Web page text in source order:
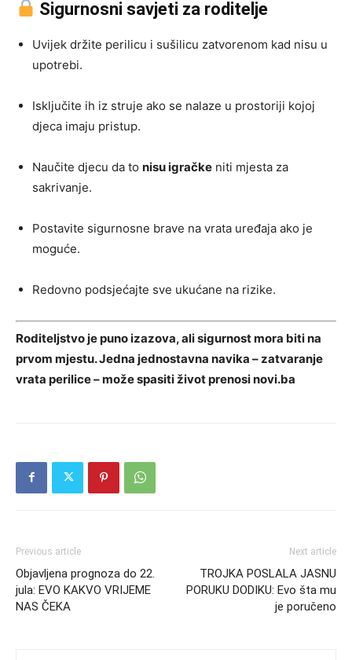
Sigurnosni savjeti za roditelje
Uvijek držite perilicu i sušilicu zatvorenom kad nisu u
upotrebi.
Isključite ih iz struje ako se nalaze u prostoriji kojoj
djeca imaju pristup.
Naučite djecu da to nisu igračke niti mjesta za
sakrivanje.
Postavite sigurnosne brave na vrata uređaja ako je
moguće.
Redovno podsjećajte sve ukućane na rizike.
Roditeljstvo je puno izazova, ali sigurnost mora biti na
prvom mjestu. Jedna jednostavna navika – zatvaranje
vrata perilice – može spasiti život prenosi novi.ba
Previous article
Objavljena prognoza do 22.
jula: EVO KAKVO VRIJEME
NAS ČEKA
Next article
TROJKA POSLALA JASNU
PORUKU DODIKU: Evo šta mu
je poručeno